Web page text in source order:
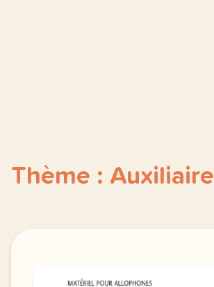
Thème : Auxiliaire